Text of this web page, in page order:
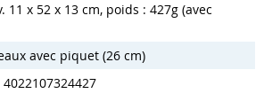
11 x 52 x 13 cm, poids : 427g (avec
avec piquet (26 cm)